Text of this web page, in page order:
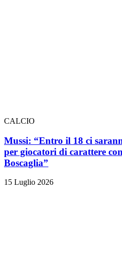
CALCIO
Mussi: “Entro il 18 ci
per giocatori di carattere
Boscaglia”
15 Luglio 2026